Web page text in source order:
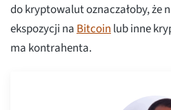
do kryptowalut oznaczałoby, że
ekspozycji na Bitcoin lub inne
ma kontrahenta.